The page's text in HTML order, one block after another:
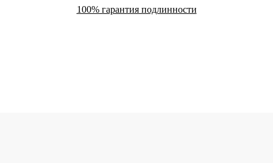
100% гарантия подлинности